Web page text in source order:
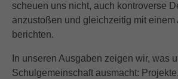
scheuen uns nicht, auch kontroverse
anzustoßen und gleichzeitig mit einem
berichten.
In unseren Ausgaben zeigen wir, was
Schulgemeinschaft ausmacht: